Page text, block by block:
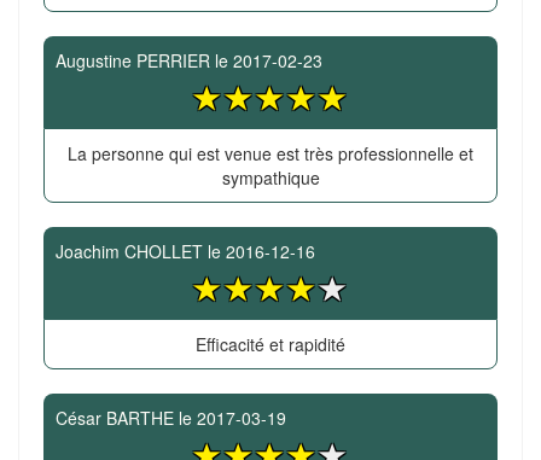
Augustine PERRIER le 2017-02-23
La personne qui est venue est très professionnelle et
sympathique
Joachim CHOLLET le 2016-12-16
Efficacité et rapidité
César BARTHE le 2017-03-19